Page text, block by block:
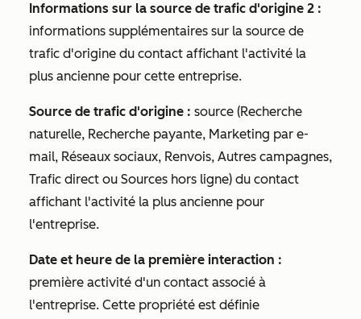
Informations sur la source de trafic d'origine 2 :
informations supplémentaires sur la source de
trafic d'origine du contact affichant l'activité la
plus ancienne pour cette entreprise.
Source de trafic d'origine : source (Recherche
naturelle, Recherche payante, Marketing par e-
mail, Réseaux sociaux, Renvois, Autres campagnes,
Trafic direct ou Sources hors ligne) du contact
affichant l'activité la plus ancienne pour
l'entreprise.
Date et heure de la première interaction :
première activité d'un contact associé à
l'entreprise. Cette propriété est définie